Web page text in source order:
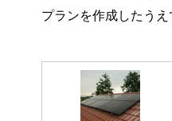
プランを作成したう